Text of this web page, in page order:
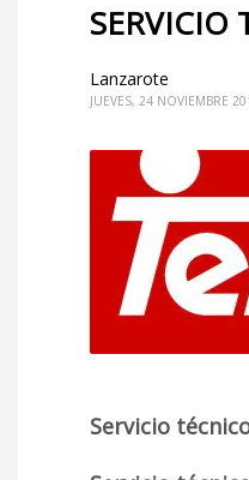
SERVICIO
Lanzarote
JUEVES, 24 NOVIEMBRE
Servicio